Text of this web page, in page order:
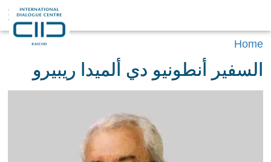
Home
السفير أنطونيو دي ألميدا ريبيرو